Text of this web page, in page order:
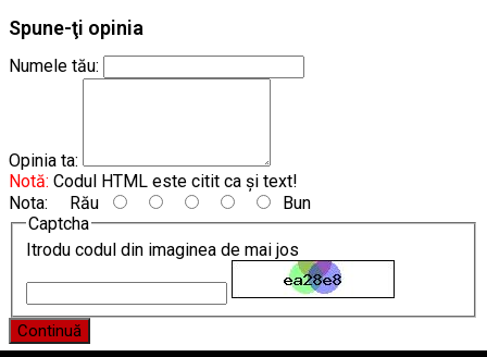
Spune-ţi opinia
Numele tău:
Opinia ta:
Notă: Codul HTML este citit ca şi text!
Nota: Rău
Bun
Captcha
Itrodu codul din imaginea de mai jos
Continuă